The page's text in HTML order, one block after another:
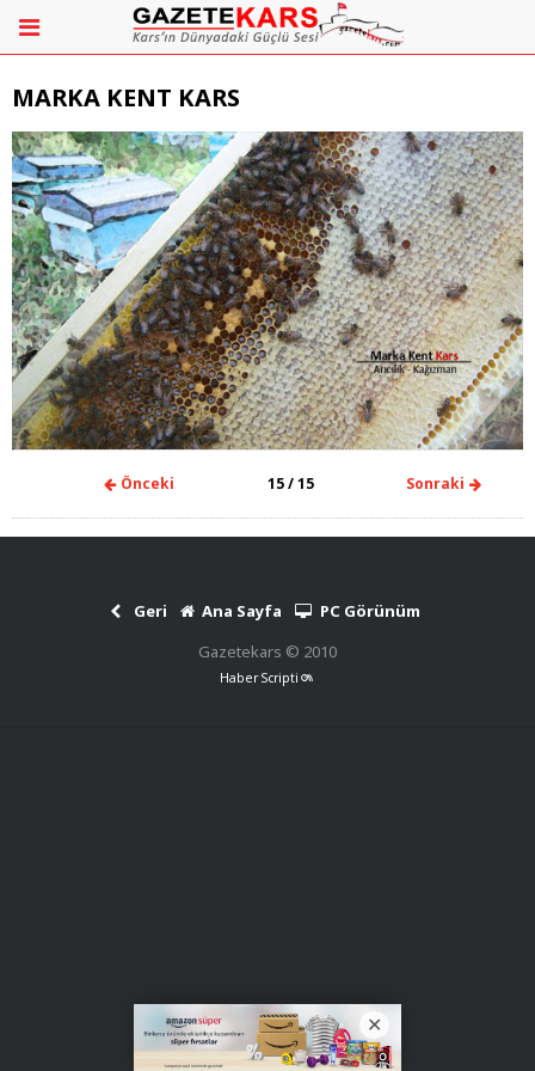
MARKA KENT KARS
Önceki 15/ 15 Sonraki
Geri Ana Sayfa
PC Görünüm
Gazetekars © 2010
Haber Scripti